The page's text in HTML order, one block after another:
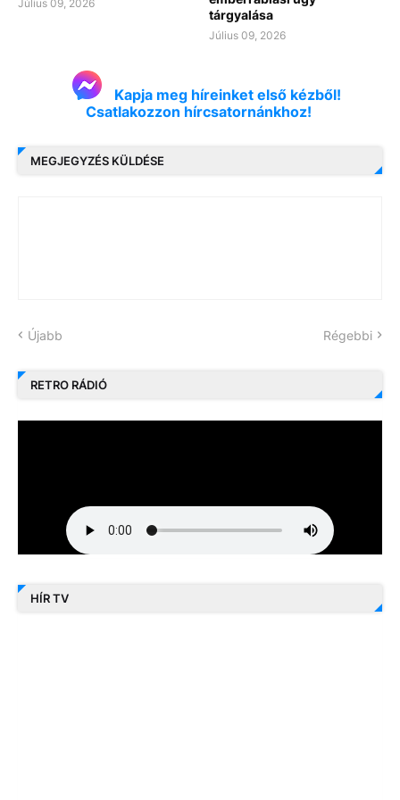
Július 09, 2026
tárgyalása
Július 09, 2026
Kapja meg híreinket első kézből!
Csatlakozzon hírcsatornánkhoz!
MEGJEGYZÉS KÜLDÉSE
Újabb Régebbi
RETRO RÁDIÓ
HÍR TV